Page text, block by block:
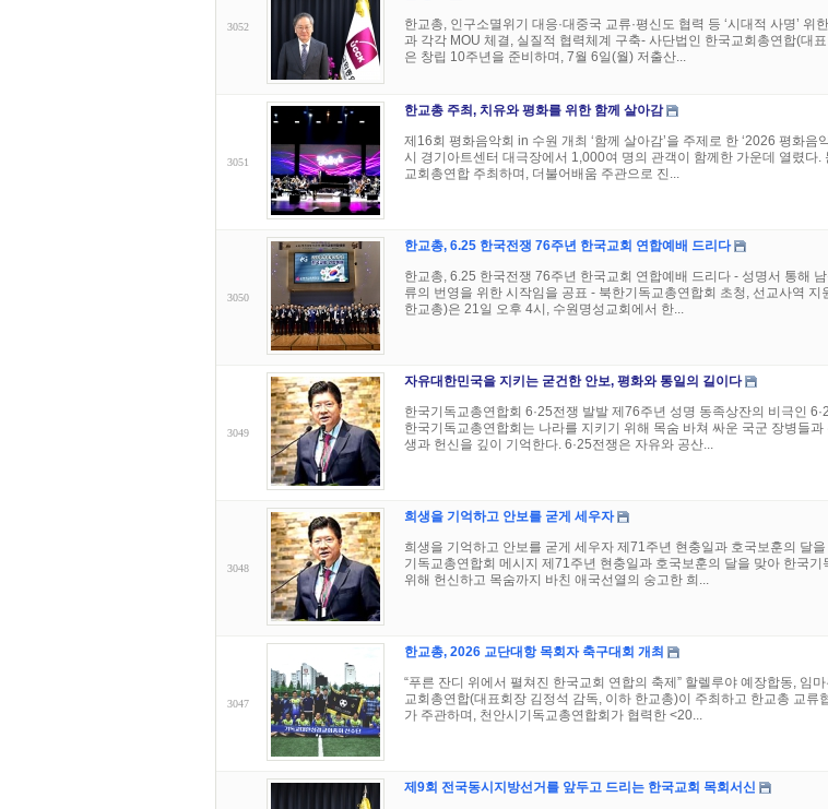
3052
한교총, 인구소멸위기 대응·대중국 교류·평신도 협력 등 ‘시대적 사명’ 위
과 각각 MOU 체결, 실질적 협력체계 구축- 사단법인 한국교회총연합(대
은 창립 10주년을 준비하며, 7월 6일(월) 저출산...
3051
한교총 주최, 치유와 평화를 위한 함께 살아감
제16회 평화음악회 in 수원 개최 ‘함께 살아감’을 주제로 한 ‘2026 평화음
시 경기아트센터 대극장에서 1,000여 명의 관객이 함께한 가운데 열렸다.
교회총연합 주최하며, 더불어배움 주관으로 진...
3050
한교총, 6.25 한국전쟁 76주년 한국교회 연합예배 드리다
한교총, 6.25 한국전쟁 76주년 한국교회 연합예배 드리다 - 성명서 통해
류의 번영을 위한 시작임을 공표 - 북한기독교총연합회 초청, 선교사역
한교총)은 21일 오후 4시, 수원명성교회에서 한...
3049
자유대한민국을 지키는 굳건한 안보, 평화와 통일의 길이다
한국기독교총연합회 6·25전쟁 발발 제76주년 성명 동족상잔의 비극인
한국기독교총연합회는 나라를 지키기 위해 목숨 바쳐 싸운 국군 장병들과
생과 헌신을 깊이 기억한다. 6·25전쟁은 자유와 공산...
3048
희생을 기억하고 안보를 굳게 세우자
희생을 기억하고 안보를 굳게 세우자 제71주년 현충일과 호국보훈의 달
기독교총연합회 메시지 제71주년 현충일과 호국보훈의 달을 맞아 한국
위해 헌신하고 목숨까지 바친 애국선열의 숭고한 희...
3047
한교총, 2026 교단대항 목회자 축구대회 개최
“푸른 잔디 위에서 펼쳐진 한국교회 연합의 축제” 할렐루야 예장합동, 임
교회총연합(대표회장 김정석 감독, 이하 한교총)이 주최하고 한교총 교류
가 주관하며, 천안시기독교총연합회가 협력한 <20...
제9회 전국동시지방선거를 앞두고 드리는 한국교회 목회서신